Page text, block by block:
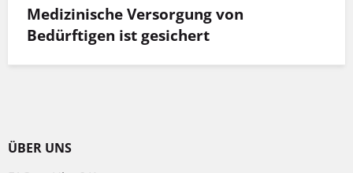
Medizinische Versorgung von
Bedürftigen ist gesichert
ÜBER UNS